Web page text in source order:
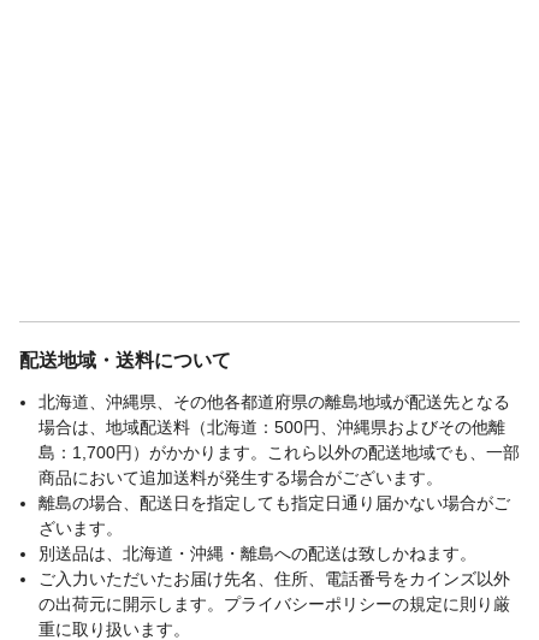
配送地域・送料について
北海道、沖縄県、その他各都道府県の離島地域が配送先となる
場合は、地域配送料（北海道：500円、沖縄県およびその他離
島：1,700円）がかかります。これら以外の配送地域でも、一部
商品において追加送料が発生する場合がございます。
離島の場合、配送日を指定しても指定日通り届かない場合がご
ざいます。
別送品は、北海道・沖縄・離島への配送は致しかねます。
ご入力いただいたお届け先名、住所、電話番号をカインズ以外
の出荷元に開示します。プライバシーポリシーの規定に則り厳
重に取り扱います。